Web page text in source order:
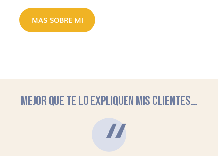
MÁS SOBRE MÍ
MEJOR QUE TE LO EXPLIQUEN MIS CLIENTES…